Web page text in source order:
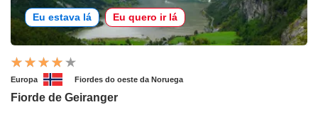
Eu estava lá Eu quero ir lá
Europa Fiordes do oeste da Noruega
Fiorde de Geiranger